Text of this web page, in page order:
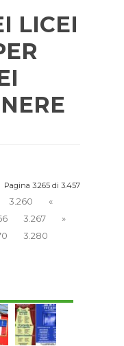
LICEI
Pagina 3.265 di 3.457
3.260
«
3.267
»
3.280